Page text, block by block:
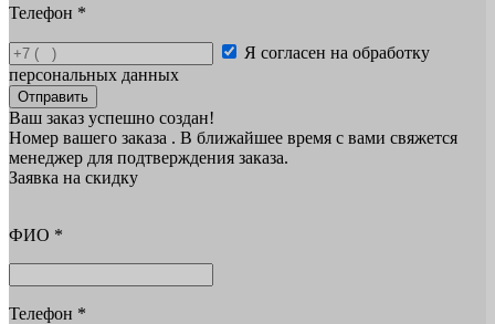
Телефон *
Я согласен на обработку
персональных данных
Отправить
Ваш заказ успешно создан!
Номер вашего заказа . В ближайшее время с вами свяжется
менеджер для подтверждения заказа.
Заявка на скидку
ФИО *
Телефон *